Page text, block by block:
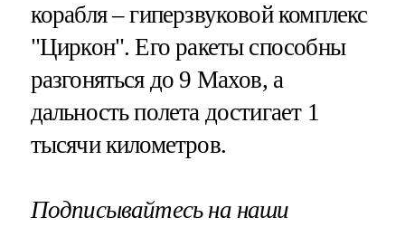
корабля – гиперзвуковой комплекс
"Циркон". Его ракеты способны
разгоняться до 9 Махов, а
дальность полета достигает 1
тысячи километров.
Подписывайтесь на наши